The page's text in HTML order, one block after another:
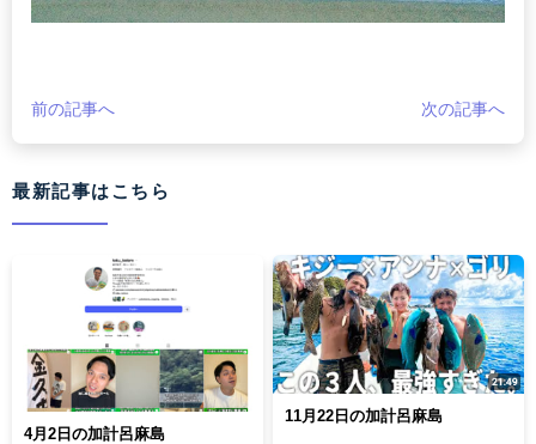
前の記事へ 次の記事へ
最新記事はこちら
4月2日の加計呂麻島
11月22日の加計呂麻島